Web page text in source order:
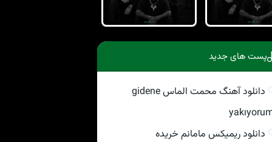
پست های جدید
دانلود آهنگ محمت الماس gidene
دانلود ریمیکس مامانم خریده